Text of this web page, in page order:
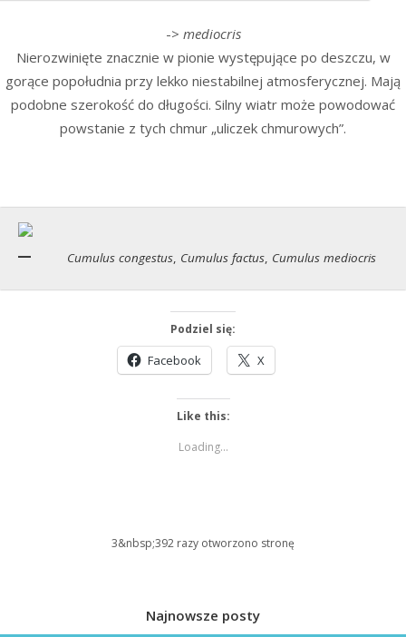
-> mediocris
Nierozwinięte znacznie w pionie występujące po deszczu, w
gorące popołudnia przy lekko niestabilnej atmosferycznej. Mają
podobne szerokość do długości. Silny wiatr może powodować
powstanie z tych chmur „uliczek chmurowych”.
Cumulus congestus, Cumulus factus, Cumulus mediocris
Podziel się:
Facebook X
Like this:
Loading...
3&nbsp;392 razy otworzono stronę
Najnowsze posty